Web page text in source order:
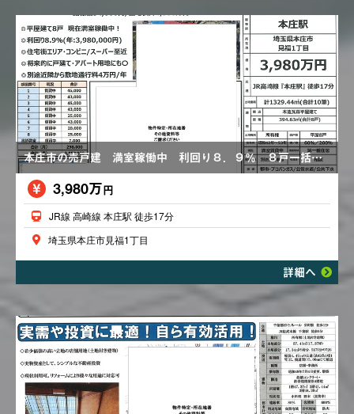
本庄市の売戸建 満室稼働中 利回り８．９％ ８戸一括売戸建
3,980万円
JR線 高崎線 本庄駅 徒歩17分
埼玉県本庄市見福1丁目
詳細へ